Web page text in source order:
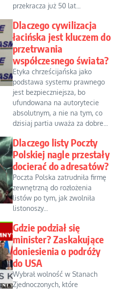
przekracza już 50 lat...
Dlaczego cywilizacja
łacińska jest kluczem do
przetrwania
współczesnego świata?
Etyka chrześcijańska jako
podstawa systemu prawnego
jest bezpieczniejsza, bo
ufundowana na autorytecie
absolutnym, a nie na tym, co
dzisiaj partia uważa za dobre...
Dlaczego listy Poczty
Polskiej nagle przestały
docierać do adresatów?
Poczta Polska zatrudniła firmę
zewnętrzną do rozłożenia
listów po tym, jak zwolniła
listonoszy...
Gdzie podział się
minister? Zaskakujące
doniesienia o podróży
do USA
Wybrał wolność w Stanach
Zjednoczonych, które